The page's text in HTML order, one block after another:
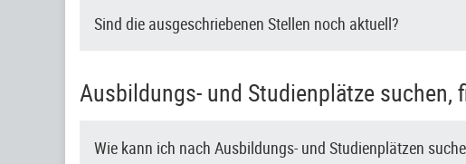
Sind die ausgeschriebenen Stellen noch aktuell?
Ausbildungs- und Studienplätze suchen,
Wie kann ich nach Ausbildungs- und Studienplätzen